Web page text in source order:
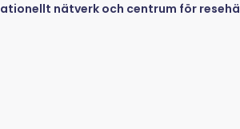
nätverk och centrum för